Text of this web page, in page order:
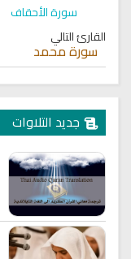
سورة الأحقاف
القارئ التالي
سورة محمد
جديد التلاوات